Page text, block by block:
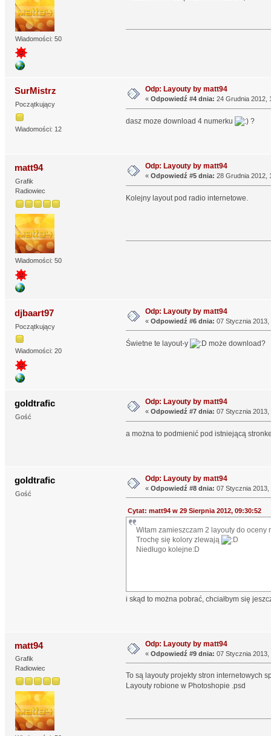
Wiadomości: 50
SurMistrz
Początkujący
Wiadomości: 12
Odp: Layouty by matt94
« Odpowiedź #4 dnia: 24 Grudnia 2012,
dasz moze download 4 numerku ?
matt94
Grafik
Radiowiec
Wiadomości: 50
Odp: Layouty by matt94
« Odpowiedź #5 dnia: 28 Grudnia 2012,
Kolejny layout pod radio internetowe.
djbaart97
Początkujący
Wiadomości: 20
Odp: Layouty by matt94
« Odpowiedź #6 dnia: 07 Stycznia 2013,
Świetne te layout-y może download?
goldtrafic
Gość
Odp: Layouty by matt94
« Odpowiedź #7 dnia: 07 Stycznia 2013,
a można to podmienić pod istniejącą
goldtrafic
Gość
Odp: Layouty by matt94
« Odpowiedź #8 dnia: 07 Stycznia 2013,
Cytat: matt94 w 29 Sierpnia 2012, 09:30:52
Witam zamieszczam 2 layouty do oceny
Trochę się kolory zlewają
Niedługo kolejne:D
i skąd to można pobrać, chciałbym się
matt94
Grafik
Radiowiec
Odp: Layouty by matt94
« Odpowiedź #9 dnia: 07 Stycznia 2013,
To są layouty projekty stron internetowych
Layouty robione w Photoshopie .psd